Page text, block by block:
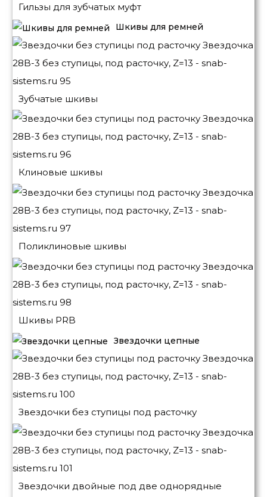
Гильзы для зубчатых муфт
Шкивы для ремней
Зубчатые шкивы
Клиновые шкивы
Поликлиновые шкивы
Шкивы PRB
Звездочки цепные
Звездочки без ступицы под расточку
Звездочки двойные под две однорядные